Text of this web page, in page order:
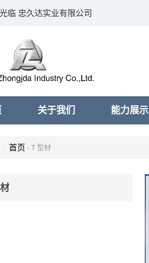
临 忠久达实业有限公司
关于我们 能力展示
首页 - T 型材